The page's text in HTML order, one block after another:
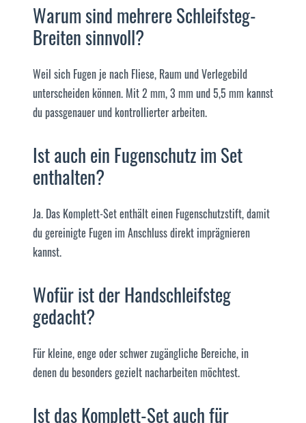
Warum sind mehrere Schleifsteg-
Breiten sinnvoll?
Weil sich Fugen je nach Fliese, Raum und Verlegebild
unterscheiden können. Mit 2 mm, 3 mm und 5,5 mm kannst
du passgenauer und kontrollierter arbeiten.
Ist auch ein Fugenschutz im Set
enthalten?
Ja. Das Komplett-Set enthält einen Fugenschutzstift, damit
du gereinigte Fugen im Anschluss direkt imprägnieren
kannst.
Wofür ist der Handschleifsteg
gedacht?
Für kleine, enge oder schwer zugängliche Bereiche, in
denen du besonders gezielt nacharbeiten möchtest.
Ist das Komplett-Set auch für